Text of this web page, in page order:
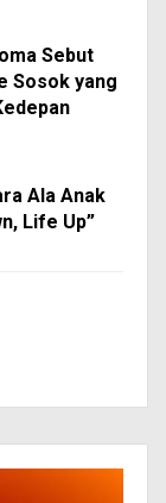
Sebut
Sosok yang
Ala Anak
Life Up”